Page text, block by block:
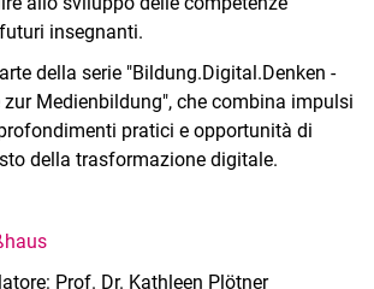
insegnanti.
della serie "Bildung.Digital.Denken -
Medienbildung", che combina impulsi
pratici e opportunità di
della trasformazione digitale.
Prof. Dr. Kathleen Plötner